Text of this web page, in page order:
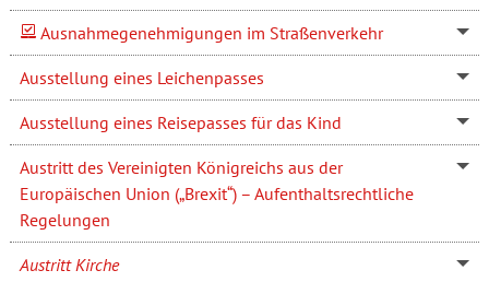
Ausnahmegenehmigungen im Straßenverkehr
Ausstellung eines Leichenpasses
Ausstellung eines Reisepasses für das Kind
Austritt des Vereinigten Königreichs aus der
Europäischen Union („Brexit“) – Aufenthaltsrechtliche
Regelungen
Austritt Kirche